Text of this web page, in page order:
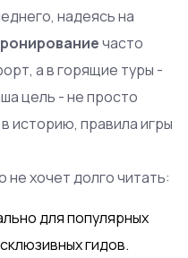
надеясь на
часто
а в горящие туры -
цель - не просто
историю, правила игры
не хочет долго читать:
для популярных
гидов.